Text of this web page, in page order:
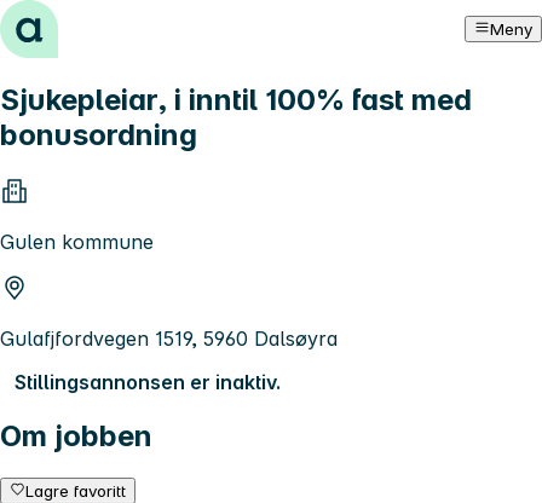
Hopp til innhold Meny
Sjukepleiar, i inntil 100% fast med
bonusordning
Gulen kommune
Gulafjfordvegen 1519, 5960 Dalsøyra
Stillingsannonsen er inaktiv.
Om jobben
Lagre favoritt